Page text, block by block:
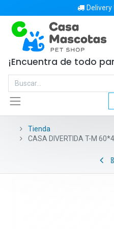
Delivery
¡Encuentra de todo
Tienda
CASA DIVERTIDA T-M